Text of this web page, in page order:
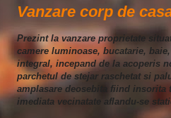
Vanzare corp de
Prezint la vanzare proprietate
camere luminoase, bucatarie,
integral, incepand de la acoperis
parchetul de stejar raschetat si
amplasare deosebita fiind insorita
imediata vecinatate aflandu-se